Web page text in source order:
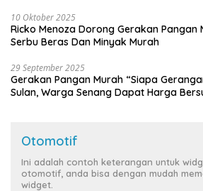
10 Oktober 2025
Ricko Menoza Dorong Gerakan
Serbu Beras Dan Minyak Murah
29 September 2025
Gerakan Pangan Murah “Siapa
Sulan, Warga Senang Dapat Harga
Otomotif
Ini adalah contoh keterangan untuk
otomotif, anda bisa dengan mudah
widget.